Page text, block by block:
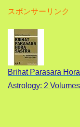
スポンサーリンク
Brihat Parasara
Astrology: 2 Volumes